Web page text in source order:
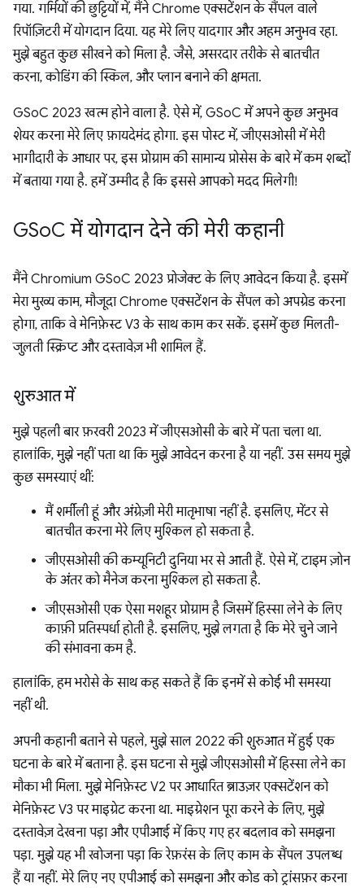
गया. गर्मियों की छुट्टियों में, मैंने Chrome एक्सटेंशन के सैंपल वाले
रिपॉज़िटरी में योगदान दिया. यह मेरे लिए यादगार और अहम अनुभव रहा.
मुझे बहुत कुछ सीखने को मिला है. जैसे, असरदार तरीके से बातचीत
करना, कोडिंग की स्किल, और प्लान बनाने की क्षमता.
GSoC 2023 खत्म होने वाला है. ऐसे में, GSoC में अपने कुछ अनुभव
शेयर करना मेरे लिए फ़ायदेमंद होगा. इस पोस्ट में, जीएसओसी में मेरी
भागीदारी के आधार पर, इस प्रोग्राम की सामान्य प्रोसेस के बारे में कम शब्दों
में बताया गया है. हमें उम्मीद है कि इससे आपको मदद मिलेगी!
GSoC में योगदान देने की मेरी कहानी
मैंने Chromium GSoC 2023 प्रोजेक्ट के लिए आवेदन किया है. इसमें
मेरा मुख्य काम, मौजूदा Chrome एक्सटेंशन के सैंपल को अपग्रेड करना
होगा, ताकि वे मेनिफ़ेस्ट V3 के साथ काम कर सकें. इसमें कुछ मिलती-
जुलती स्क्रिप्ट और दस्तावेज़ भी शामिल हैं.
शुरुआत में
मुझे पहली बार फ़रवरी 2023 में जीएसओसी के बारे में पता चला था.
हालांकि, मुझे नहीं पता था कि मुझे आवेदन करना है या नहीं. उस समय मुझे
कुछ समस्याएं थीं:
मैं शर्मीली हूं और अंग्रेज़ी मेरी मातृभाषा नहीं है. इसलिए, मेंटर से
बातचीत करना मेरे लिए मुश्किल हो सकता है.
जीएसओसी की कम्यूनिटी दुनिया भर से आती हैं. ऐसे में, टाइम ज़ोन
के अंतर को मैनेज करना मुश्किल हो सकता है.
जीएसओसी एक ऐसा मशहूर प्रोग्राम है जिसमें हिस्सा लेने के लिए
काफ़ी प्रतिस्पर्धा होती है. इसलिए, मुझे लगता है कि मेरे चुने जाने
की संभावना कम है.
हालांकि, हम भरोसे के साथ कह सकते हैं कि इनमें से कोई भी समस्या
नहीं थी.
अपनी कहानी बताने से पहले, मुझे साल 2022 की शुरुआत में हुई एक
घटना के बारे में बताना है. इस घटना से मुझे जीएसओसी में हिस्सा लेने का
मौका भी मिला. मुझे मेनिफ़ेस्ट V2 पर आधारित ब्राउज़र एक्सटेंशन को
मेनिफ़ेस्ट V3 पर माइग्रेट करना था. माइग्रेशन पूरा करने के लिए, मुझे
दस्तावेज़ देखना पड़ा और एपीआई में किए गए हर बदलाव को समझना
पड़ा. मुझे यह भी खोजना पड़ा कि रेफ़रंस के लिए काम के सैंपल उपलब्ध
हैं या नहीं. मेरे लिए नए एपीआई को समझना और कोड को ट्रांसफ़र करना